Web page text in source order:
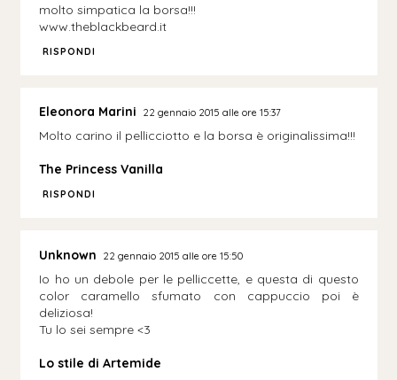
molto simpatica la borsa!!!
www.theblackbeard.it
RISPONDI
Eleonora Marini 22 gennaio 2015 alle ore 15:37
Molto carino il pellicciotto e la borsa è originalissima!!!
The Princess Vanilla
RISPONDI
Unknown 22 gennaio 2015 alle ore 15:50
Io ho un debole per le pelliccette, e questa di questo
color caramello sfumato con cappuccio poi è
deliziosa!
Tu lo sei sempre <3
Lo stile di Artemide